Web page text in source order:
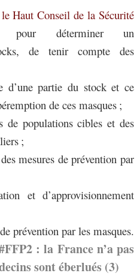
Haut Conseil de la Sécurité
déterminer un
de tenir compte des
d’une partie du stock et ce
de ces masques ;
de populations cibles et des
;
mesures de prévention par
et d’approvisionnement
prévention par les masques.
: la France n’a pas
sont éberlués (3)